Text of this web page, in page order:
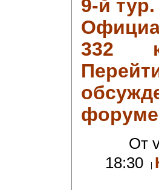
9-й тур.
332
форуме
От
18:30